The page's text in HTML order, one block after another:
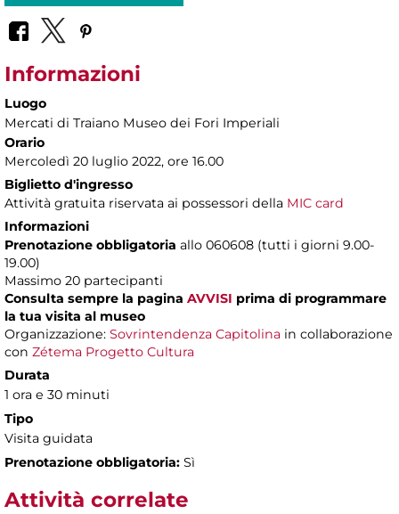
Informazioni
Luogo
Mercati di Traiano Museo dei Fori Imperiali
Orario
Mercoledì 20 luglio 2022, ore 16.00
Biglietto d'ingresso
Attività gratuita riservata ai possessori della MIC card
Informazioni
Prenotazione obbligatoria allo 060608 (tutti i giorni 9.00-
19.00)
Massimo 20 partecipanti
Consulta sempre la pagina AVVISI prima di programmare
la tua visita al museo
Organizzazione: Sovrintendenza Capitolina in collaborazione
con Zétema Progetto Cultura
Durata
1 ora e 30 minuti
Tipo
Visita guidata
Prenotazione obbligatoria: Sì
Attività correlate